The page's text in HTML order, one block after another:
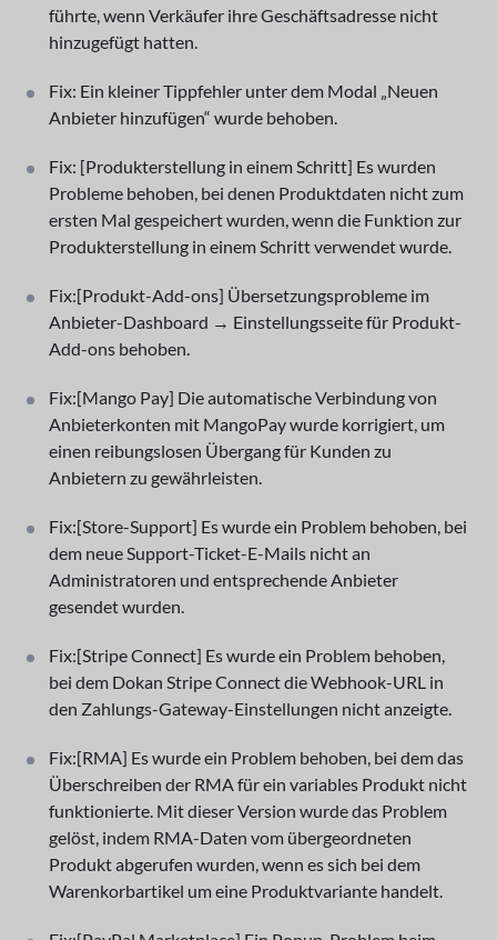
führte, wenn Verkäufer ihre Geschäftsadresse nicht
hinzugefügt hatten.
Fix: Ein kleiner Tippfehler unter dem Modal „Neuen
Anbieter hinzufügen“ wurde behoben.
Fix: [Produkterstellung in einem Schritt] Es wurden
Probleme behoben, bei denen Produktdaten nicht zum
ersten Mal gespeichert wurden, wenn die Funktion zur
Produkterstellung in einem Schritt verwendet wurde.
Fix:[Produkt-Add-ons] Übersetzungsprobleme im
Anbieter-Dashboard → Einstellungsseite für Produkt-
Add-ons behoben.
Fix:[Mango Pay] Die automatische Verbindung von
Anbieterkonten mit MangoPay wurde korrigiert, um
einen reibungslosen Übergang für Kunden zu
Anbietern zu gewährleisten.
Fix:[Store-Support] Es wurde ein Problem behoben, bei
dem neue Support-Ticket-E-Mails nicht an
Administratoren und entsprechende Anbieter
gesendet wurden.
Fix:[Stripe Connect] Es wurde ein Problem behoben,
bei dem Dokan Stripe Connect die Webhook-URL in
den Zahlungs-Gateway-Einstellungen nicht anzeigte.
Fix:[RMA] Es wurde ein Problem behoben, bei dem das
Überschreiben der RMA für ein variables Produkt nicht
funktionierte. Mit dieser Version wurde das Problem
gelöst, indem RMA-Daten vom übergeordneten
Produkt abgerufen wurden, wenn es sich bei dem
Warenkorbartikel um eine Produktvariante handelt.